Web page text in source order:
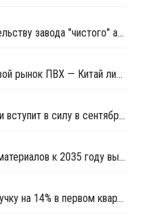
CF Industries приступила к строительству завода "чистого" аммиака за USD4 миллиарда
Геополитика перестраивает мировой рынок ПВХ — Китай лидирует в экспорте
Новый регламент по химпродукции вступит в силу в сентябре 2027 года
Европейский рынок композитных материалов к 2035 году вырастет до USD47,5 млрд
Mitsubishi Chemical увеличила выручку на 14% в первом квартале японского финансового года